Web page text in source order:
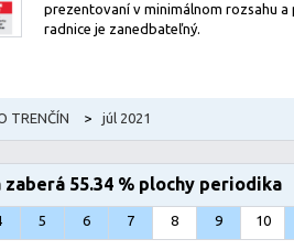
prezentovaní v minimálnom rozsahu
radnice je zanedbateľný.
TRENČÍN > júl 2021
55.34 % plochy periodika
5 6 7 8 9 10